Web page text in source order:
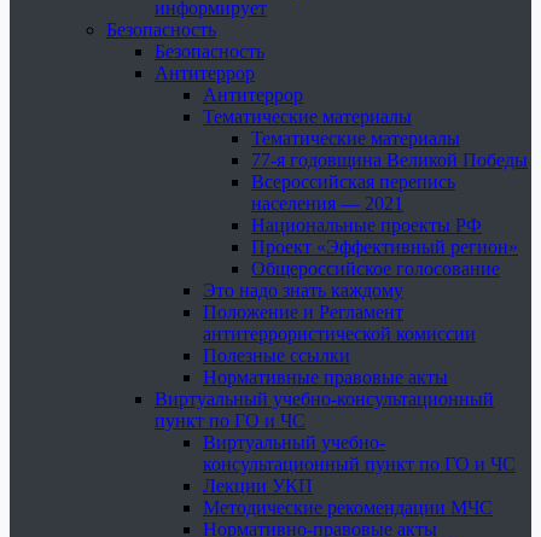
информирует
Безопасность
Безопасность
Антитеррор
Антитеррор
Тематические материалы
Тематические материалы
77-я годовщина Великой Победы
Всероссийская перепись
населения — 2021
Национальные проекты РФ
Проект «Эффективный регион»
Общероссийское голосование
Это надо знать каждому
Положение и Регламент
антитеррористической комиссии
Полезные ссылки
Нормативные правовые акты
Виртуальный учебно-консультационный
пункт по ГО и ЧС
Виртуальный учебно-
консультационный пункт по ГО и ЧС
Лекции УКП
Методические рекомендации МЧС
Нормативно-правовые акты